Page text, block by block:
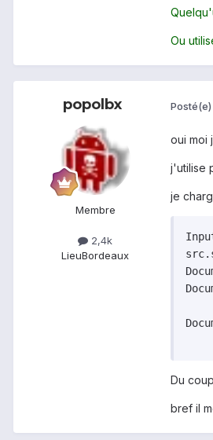
Ou
popolbx
Membre
2,4k
LieuBordeaux
Posté(e)
oui moi
j'utilise
je
Du
bref il